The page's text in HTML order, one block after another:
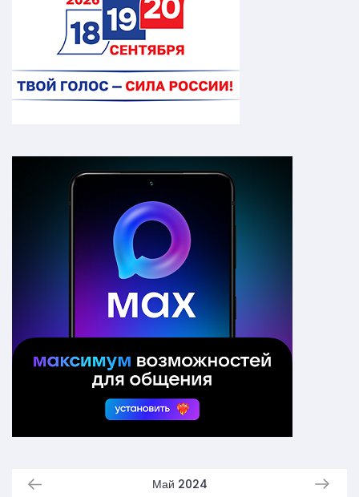
Май 2024